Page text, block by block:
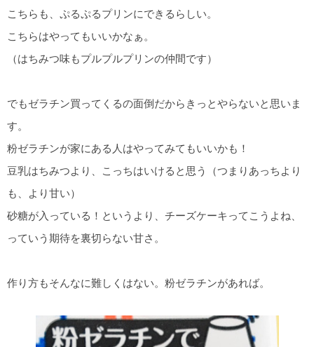
こちらも、ぷるぷるプリンにできるらしい。
こちらはやってもいいかなぁ。
（はちみつ味もプルプルプリンの仲間です）
でもゼラチン買ってくるの面倒だからきっとやらないと思いま
す。
粉ゼラチンが家にある人はやってみてもいいかも！
豆乳はちみつより、こっちはいけると思う（つまりあっちより
も、より甘い）
砂糖が入っている！というより、チーズケーキってこうよね、
っていう期待を裏切らない甘さ。
作り方もそんなに難しくはない。粉ゼラチンがあれば。